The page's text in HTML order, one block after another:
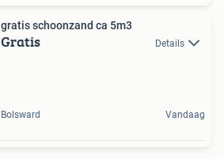
gratis schoonzand ca 5m3
Gratis Details
Bolsward Vandaag